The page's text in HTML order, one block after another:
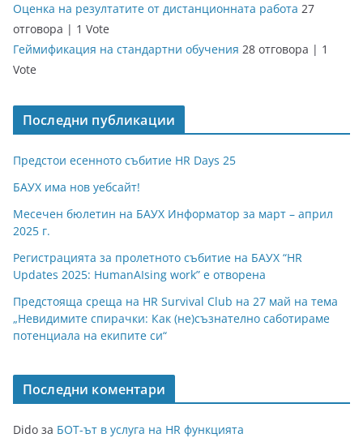
Оценка на резултатите от дистанционната работа 27
отговора | 1 Vote
Геймификация на стандартни обучения 28 отговора | 1
Vote
Последни публикации
Предстои есенното събитие HR Days 25
БАУХ има нов уебсайт!
Месечен бюлетин на БАУХ Информатор за март – април
2025 г.
Регистрацията за пролетното събитие на БАУХ “HR
Updates 2025: HumanAIsing work” е отворена
Предстояща среща на HR Survival Club на 27 май на тема
„Невидимите спирачки: Как (не)съзнателно саботираме
потенциала на екипите си“
Последни коментари
Dido за БОТ-ът в услуга на HR функцията